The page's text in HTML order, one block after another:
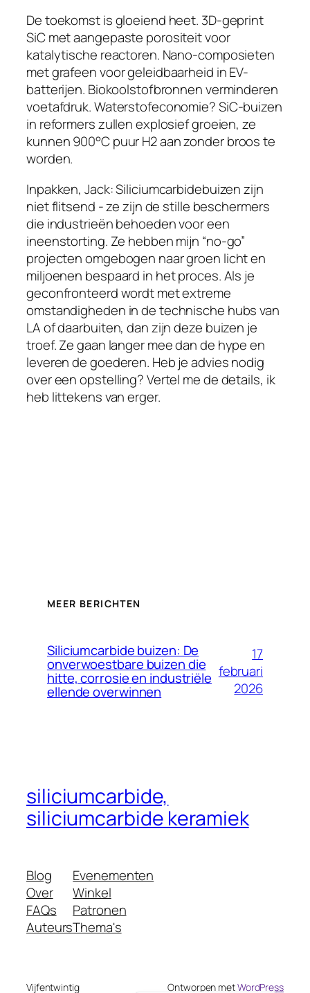
De toekomst is gloeiend heet. 3D-geprint
SiC met aangepaste porositeit voor
katalytische reactoren. Nano-composieten
met grafeen voor geleidbaarheid in EV-
batterijen. Biokoolstofbronnen verminderen
voetafdruk. Waterstofeconomie? SiC-buizen
in reformers zullen explosief groeien, ze
kunnen 900°C puur H2 aan zonder broos te
worden.
Inpakken, Jack: Siliciumcarbidebuizen zijn
niet flitsend - ze zijn de stille beschermers
die industrieën behoeden voor een
ineenstorting. Ze hebben mijn “no-go”
projecten omgebogen naar groen licht en
miljoenen bespaard in het proces. Als je
geconfronteerd wordt met extreme
omstandigheden in de technische hubs van
LA of daarbuiten, dan zijn deze buizen je
troef. Ze gaan langer mee dan de hype en
leveren de goederen. Heb je advies nodig
over een opstelling? Vertel me de details, ik
heb littekens van erger.
MEER BERICHTEN
Siliciumcarbide buizen: De
onverwoestbare buizen die
hitte, corrosie en industriële
ellende overwinnen
17
februari
2026
siliciumcarbide,
siliciumcarbide keramiek
Blog
Over
FAQs
Auteurs
Evenementen
Winkel
Patronen
Thema's
Vijfentwintig Ontworpen metWordPress
English (United States)
Basque
Belarusian
Czech
Danish
Dutch
Greek
Hausa
Hebrew
Hindi
Hungarian